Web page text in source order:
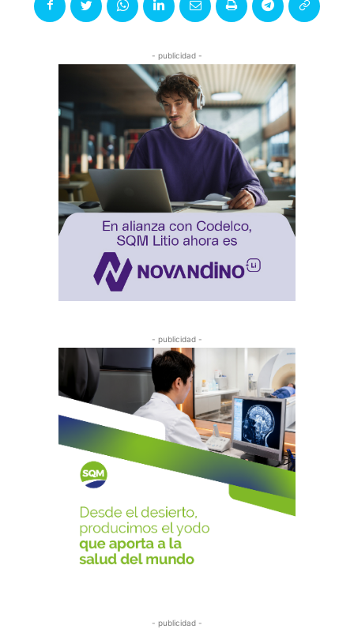
- publicidad -
- publicidad -
- publicidad -